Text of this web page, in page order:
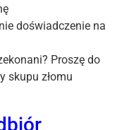
doświadczenie na
Proszę do
skupu złomu